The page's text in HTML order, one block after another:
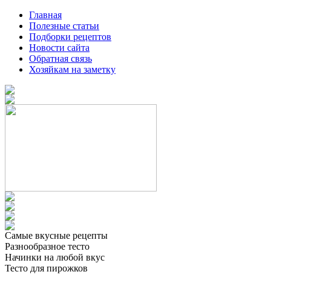
Главная
Полезные статьи
Подборки рецептов
Новости сайта
Обратная связь
Хозяйкам на заметку
Самые вкусные рецепты
Разнообразное тесто
Начинки на любой вкус
Тесто для пирожков